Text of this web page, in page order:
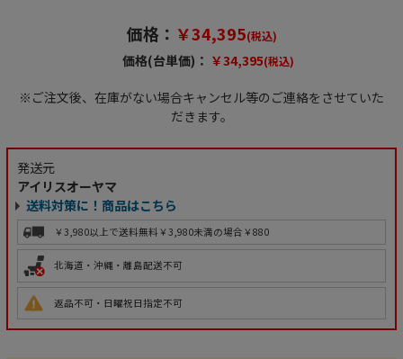
価格： ￥34,395(税込)
価格(台単価)： ￥34,395(税込)
※ご注文後、在庫がない場合キャンセル等のご連絡をさせていた
だきます。
発送元
アイリスオーヤマ
送料対策に！商品はこちら
￥3,980以上で送料無料 ￥3,980未満の場合￥880
北海道・沖縄・離島配送不可
返品不可・日曜祝日指定不可